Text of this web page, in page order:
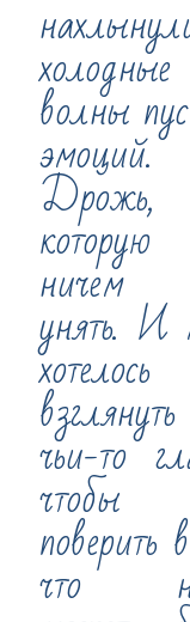
холодные
волны
эмоций.
Дрожь,
которую
ничем
унять. И
чьи-то
чтобы
поверить
что